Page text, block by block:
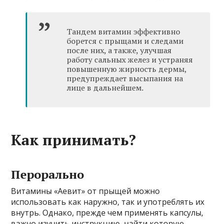
Тандем витамин эффективно
борется с прыщами и следами
после них, а также, улучшая
работу сальных желез и устраняя
повышенную жирность дермы,
предупреждает высыпания на
лице в дальнейшем.
Как принимать?
Перорально
Витамины «Аевит» от прыщей можно
использовать как наружно, так и употреблять их
внутрь. Однако, прежде чем применять капсулы,